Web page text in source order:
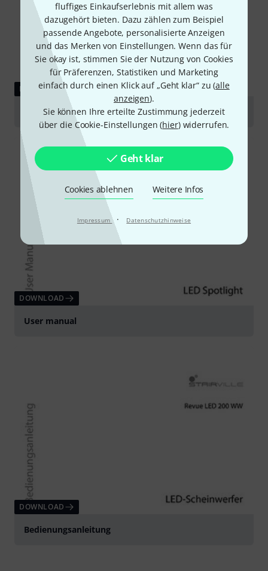
fluffiges Einkaufserlebnis mit allem was
dazugehört bieten. Dazu zählen zum Beispiel
passende Angebote, personalisierte Anzeigen
und das Merken von Einstellungen. Wenn das für
Sie okay ist, stimmen Sie der Nutzung von Cookies
für Präferenzen, Statistiken und Marketing
einfach durch einen Klick auf „Geht klar“ zu (alle
anzeigen).
Sie können Ihre erteilte Zustimmung jederzeit
über die Cookie-Einstellungen (hier) widerrufen.
Geht klar
Cookies ablehnen Weitere Infos
Impressum · Datenschutzhinweise
DOWNLOAD
Photometric Data
DOWNLOAD
User manual
DOWNLOAD
Bedienungsanleitung